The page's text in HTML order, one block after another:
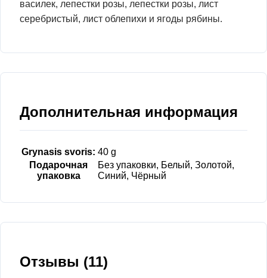
василек, лепестки розы, лепестки розы, лист
серебристый, лист облепихи и ягоды рябины.
Дополнительная информация
Grynasis svoris: 40 g
Подарочная
упаковка
Без упаковки, Белый, Золотой,
Синий, Чёрный
Отзывы (11)